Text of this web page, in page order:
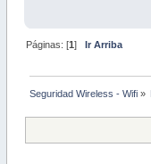
Páginas: [1 ]
Ir Arriba
Seguridad Wireless - Wifi»